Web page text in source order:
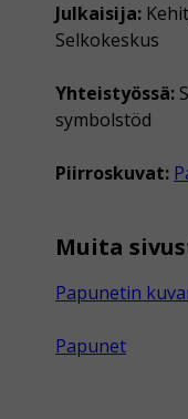
Julkaisija:
Selkokeskus
Yhteistyössä:
symbolstöd
Piirroskuvat:
Muita
Papunetin
Papunet